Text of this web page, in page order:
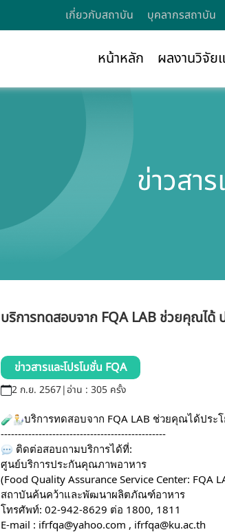
เกี่ยวกับสถาบัน บุคลากรสถาบัน
หน้าหลัก ผลงานวิจัย
ข่าวสา
บริการทดสอบจาก FQA LAB ช่วยคุณได้
ข่าวสารและโปรโมชั่น FQA
2 ก.ย. 2567|อ่าน : 305 ครั้ง
บริการทดสอบจาก FQA LAB ช่วยคุณได้ประ
------------------------------------------------
ติดต่อสอบถามบริการได้ที่:
ศูนย์บริการประกันคุณภาพอาหาร
(Food Quality Assurance Service Center: FQA
สถาบันค้นคว้าและพัฒนาผลิตภัณฑ์อาหาร
โทรศัพท์: 02-942-8629 ต่อ 1800, 1811
E-mail : ifrfqa@yahoo.com , ifrfqa@ku.ac.th